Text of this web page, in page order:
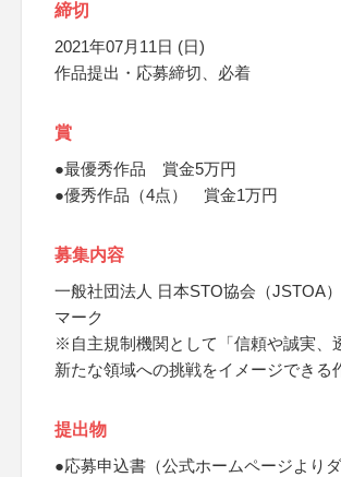
締切
2021年07月11日 (日)
作品提出・応募締切、必着
賞
●最優秀作品 賞金5万円
●優秀作品（4点） 賞金1万円
募集内容
一般社団法人 日本STO協会（JSTOA
マーク
※自主規制機関として「信頼や誠実、
新たな領域への挑戦をイメージできる
提出物
●応募申込書（公式ホームページより